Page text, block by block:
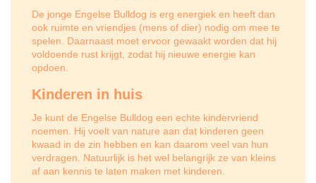
De jonge Engelse Bulldog is erg energiek en heeft dan
ook ruimte en vriendjes (mens of dier) nodig om mee te
spelen. Daarnaast moet ervoor gewaakt worden dat hij
voldoende rust krijgt, zodat hij nieuwe energie kan
opdoen.
Kinderen in huis
Je kunt de Engelse Bulldog een echte kindervriend
noemen. Hij voelt van nature aan dat kinderen geen
kwaad in de zin hebben en kan daarom veel van hun
verdragen. Natuurlijk is het wel belangrijk ze van kleins
af aan kennis te laten maken met kinderen.